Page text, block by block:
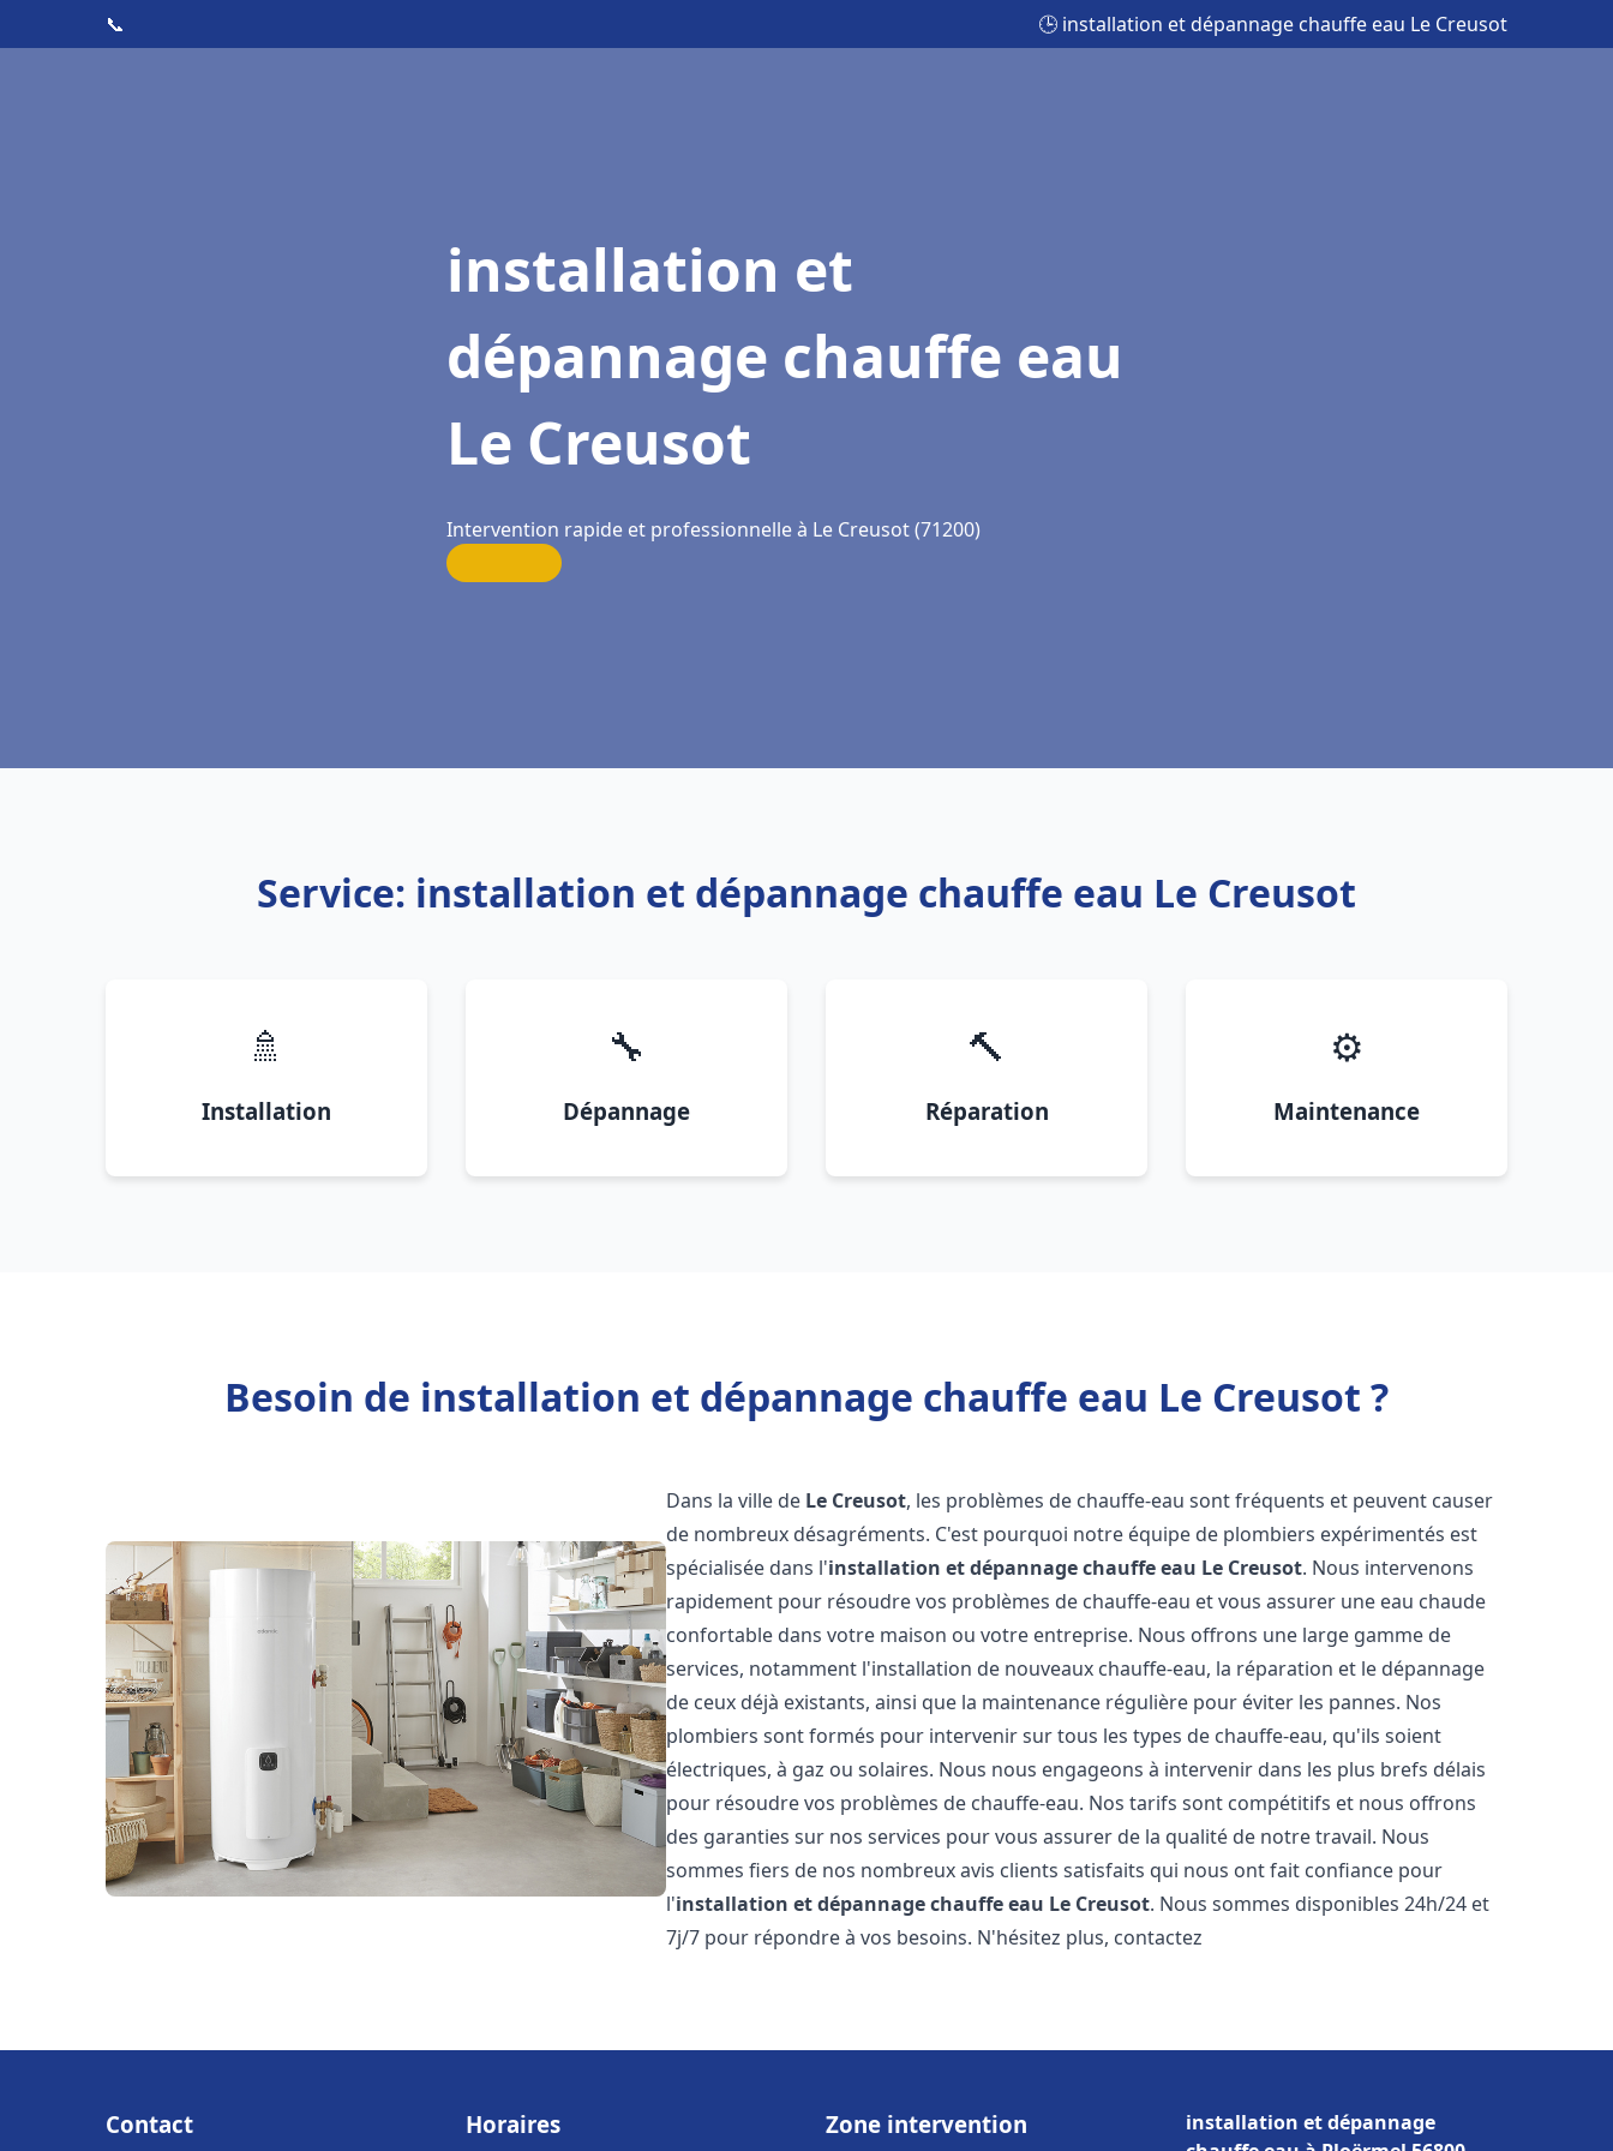
📞 🕒 installation et dépannage chauffe eau Le Creusot
installation et
dépannage chauffe eau
Le Creusot
Intervention rapide et professionnelle à Le Creusot (71200)
Service: installation et dépannage chauffe eau Le Creusot
🚿
Installation
🔧
Dépannage
🔨
Réparation
⚙️
Maintenance
Besoin de installation et dépannage chauffe eau Le Creusot ?
Dans la ville de Le Creusot, les problèmes de chauffe-eau sont fréquents et peuvent causer
de nombreux désagréments. C'est pourquoi notre équipe de plombiers expérimentés est
spécialisée dans l'installation et dépannage chauffe eau Le Creusot. Nous intervenons
rapidement pour résoudre vos problèmes de chauffe-eau et vous assurer une eau chaude
confortable dans votre maison ou votre entreprise. Nous offrons une large gamme de
services, notamment l'installation de nouveaux chauffe-eau, la réparation et le dépannage
de ceux déjà existants, ainsi que la maintenance régulière pour éviter les pannes. Nos
plombiers sont formés pour intervenir sur tous les types de chauffe-eau, qu'ils soient
électriques, à gaz ou solaires. Nous nous engageons à intervenir dans les plus brefs délais
pour résoudre vos problèmes de chauffe-eau. Nos tarifs sont compétitifs et nous offrons
des garanties sur nos services pour vous assurer de la qualité de notre travail. Nous
sommes fiers de nos nombreux avis clients satisfaits qui nous ont fait confiance pour
l'installation et dépannage chauffe eau Le Creusot. Nous sommes disponibles 24h/24 et
7j/7 pour répondre à vos besoins. N'hésitez plus, contactez
Contact Horaires Zone intervention
installation et dépannage